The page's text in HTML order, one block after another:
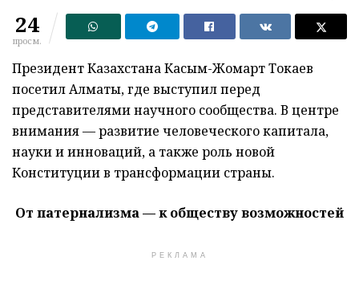
24
просм.
Президент Казахстана Касым-Жомарт Токаев
посетил Алматы, где выступил перед
представителями научного сообщества. В центре
внимания — развитие человеческого капитала,
науки и инноваций, а также роль новой
Конституции в трансформации страны.
От патернализма — к обществу возможностей
РЕКЛАМА